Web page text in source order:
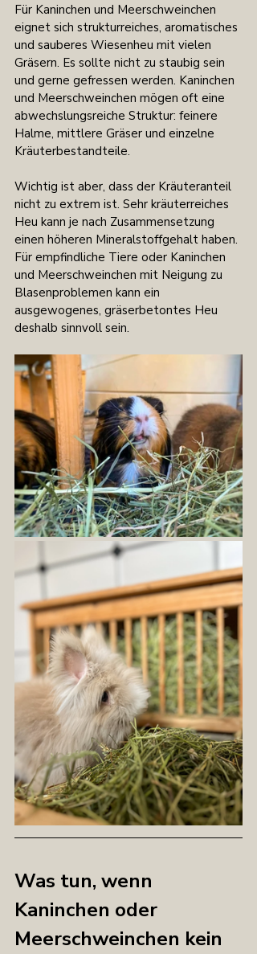
Für Kaninchen und Meerschweinchen
eignet sich strukturreiches, aromatisches
und sauberes Wiesenheu mit vielen
Gräsern. Es sollte nicht zu staubig sein
und gerne gefressen werden. Kaninchen
und Meerschweinchen mögen oft eine
abwechslungsreiche Struktur: feinere
Halme, mittlere Gräser und einzelne
Kräuterbestandteile.
Wichtig ist aber, dass der Kräuteranteil
nicht zu extrem ist. Sehr kräuterreiches
Heu kann je nach Zusammensetzung
einen höheren Mineralstoffgehalt haben.
Für empfindliche Tiere oder Kaninchen
und Meerschweinchen mit Neigung zu
Blasenproblemen kann ein
ausgewogenes, gräserbetontes Heu
deshalb sinnvoll sein.
Was tun, wenn
Kaninchen oder
Meerschweinchen kein